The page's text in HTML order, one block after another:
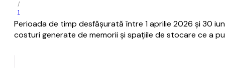
/
1
Perioada de timp desfășurată între 1 aprilie 2026 și 30
costuri generate de memorii și spațiile de stocare ce a